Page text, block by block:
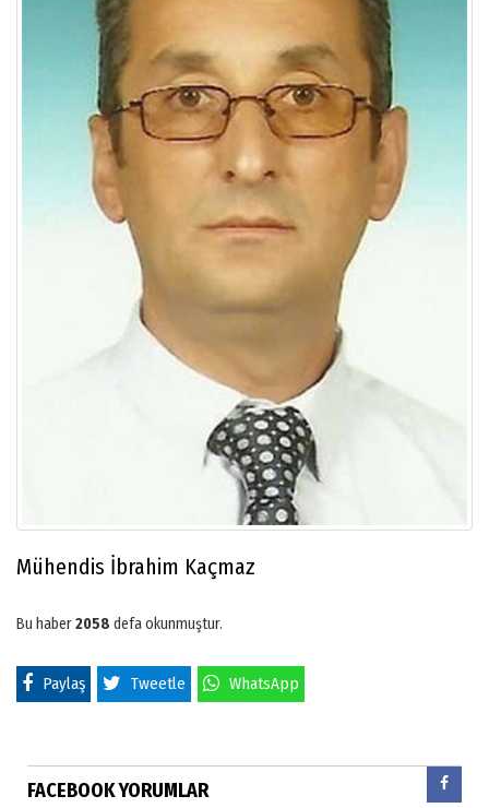
Mühendis İbrahim Kaçmaz
Bu haber2058 defa okunmuştur.
Paylaş Tweetle WhatsApp
FACEBOOK YORUMLAR